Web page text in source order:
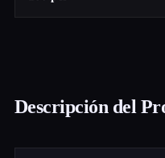
Descripción del